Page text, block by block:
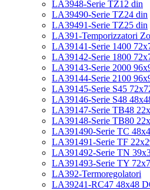
LA3948-Serie TZ12 din
LA39490-Serie TZ24 din
LA39491-Serie TZ25 din
LA391-Temporizzatori
LA39141-Serie 1400
LA39142-Serie 1800
LA39143-Serie 2000
LA39144-Serie 2100
LA39145-Serie S45
LA39146-Serie S48
LA39147-Serie TB48
LA39148-Serie TB80
LA391490-Serie TC
LA391491-Serie TF
LA391492-Serie TN
LA391493-Serie TY
LA392-Termoregolatori
LA39241-RC47 48x48